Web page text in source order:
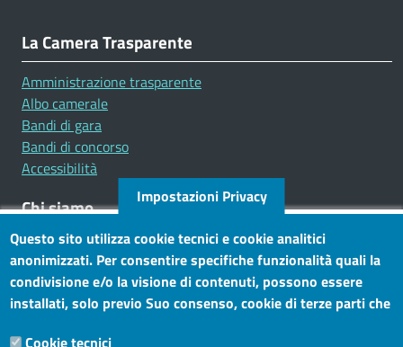
La Camera Trasparente
Amministrazione trasparente
Albo camerale
Bandi di gara
Bandi di concorso
Accessibilità
Chi siamo
Mission
Statuto e carta dei servizi
Social
Impostazioni Privacy
Questo sito utilizza cookie tecnici e cookie analitici
anonimizzati. Per consentire specifiche funzionalità quali la
condivisione e/o la visione di contenuti, possono essere
installati, solo previo Suo consenso, cookie di terze parti che
Cookie tecnici